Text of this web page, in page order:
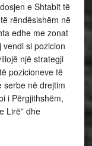
e Shtabit të
rëndësishëm në
edhe me zonat
si pozicion
një strategji
pozicioneve të
serbe në drejtim
i Përgjithshëm,
Lirë” dhe